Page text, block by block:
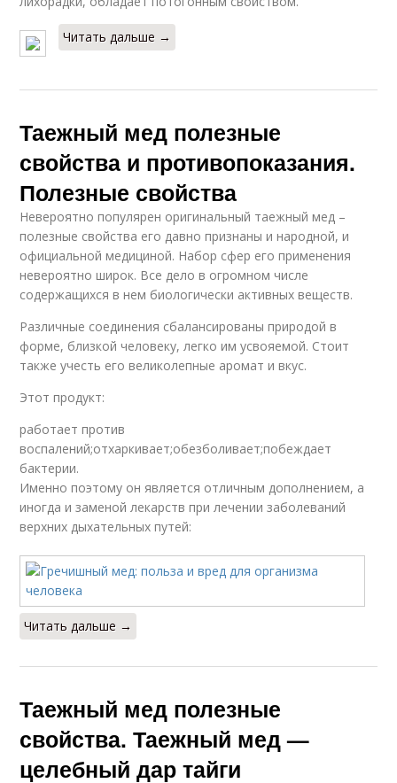
Читать дальше →
Таежный мед полезные
свойства и противопоказания.
Полезные свойства
Невероятно популярен оригинальный таежный мед –
полезные свойства его давно признаны и народной, и
официальной медициной. Набор сфер его применения
невероятно широк. Все дело в огромном числе
содержащихся в нем биологически активных веществ.
Различные соединения сбалансированы природой в
форме, близкой человеку, легко им усвояемой. Стоит
также учесть его великолепные аромат и вкус.
Этот продукт:
работает против
воспалений;отхаркивает;обезболивает;побеждает
бактерии.
Именно поэтому он является отличным дополнением, а
иногда и заменой лекарств при лечении заболеваний
верхних дыхательных путей:
Читать дальше →
Таежный мед полезные
свойства. Таежный мед —
целебный дар тайги